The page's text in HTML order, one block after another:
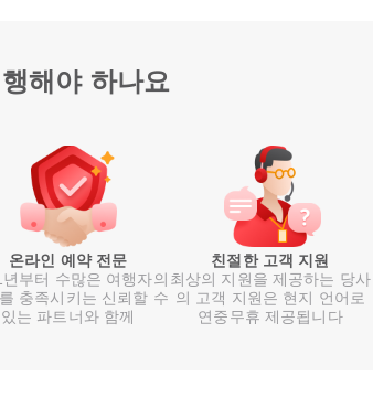
해야 하나요
온라인 예약 전문
년부터 수많은 여행자의
충족시키는 신뢰할 수
있는 파트너와 함께
친절한 고객 지원
최상의 지원을 제공하는 당사
의 고객 지원은 현지 언어로
연중무휴 제공됩니다